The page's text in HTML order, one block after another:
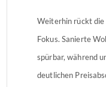
Weiterhin rückt die
Fokus. Sanierte
spürbar, während
deutlichen